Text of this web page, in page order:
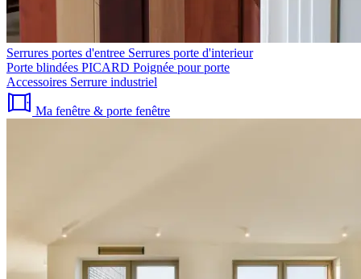
Serrures portes d'entree Serrures porte d'interieur
Porte blindées PICARD Poignée pour porte
Accessoires Serrure industriel
Ma fenêtre & porte fenêtre